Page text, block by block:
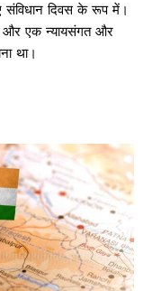
संविधान दिवस के रूप में।
और एक न्यायसंगत और
था।